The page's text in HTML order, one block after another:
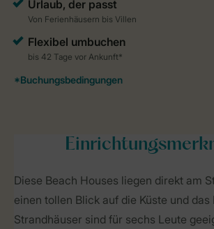
Diese Beach Houses liegen direkt am
einen tollen Blick auf die Küste und das
Strandhäuser sind für sechs Leute